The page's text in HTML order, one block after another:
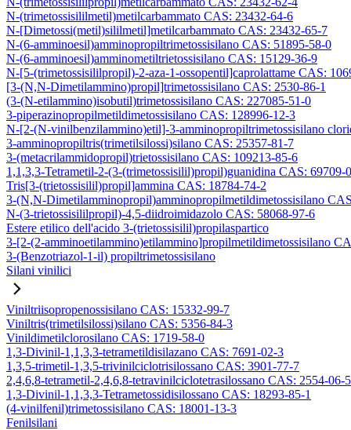
N-(trimetossisililmetil)metilcarbammato CAS: 23432-64-6
N-[Dimetossi(metil)sililmetil]metilcarbammato CAS: 23432-65-7
N-(6-amminoesil)amminopropiltrimetossisilano CAS: 51895-58-0
N-(6-amminoesil)amminometiltrietossisilano CAS: 15129-36-9
N-[5-(trimetossisililpropil)-2-aza-1-ossopentil]caprolattame CAS:
[3-(N,N-Dimetilammino)propil]trimetossisilano CAS: 2530-86-1
(3-(N-etilammino)isobutil)trimetossisilano CAS: 227085-51-0
3-piperazinopropilmetildimetossisilano CAS: 128996-12-3
N-[2-(N-vinilbenzilammino)etil]-3-amminopropiltrimetossisilano
3-amminopropiltris(trimetilsilossi)silano CAS: 25357-81-7
3-(metacrilammidopropil)trietossisilano CAS: 109213-85-6
1,1,3,3-Tetrametil-2-(3-(trimetossisilil)propil)guanidina CAS: 69709-
Tris[3-(trietossisilil)propil]ammina CAS: 18784-74-2
3-(N,N-Dimetilamminopropil)amminopropilmetildimetossisilano
N-(3-trietossisililpropil)-4,5-diidroimidazolo CAS: 58068-97-6
Estere etilico dell'acido 3-(trietossisilil)propilaspartico
3-[2-(2-amminoetilammino)etilammino]propilmetildimetossisilano
3-(Benzotriazol-1-il) propiltrimetossisilano
Silani vinilici
Viniltriisopropenossisilano CAS: 15332-99-7
Viniltris(trimetilsilossi)silano CAS: 5356-84-3
Vinildimetilclorosilano CAS: 1719-58-0
1,3-Divinil-1,1,3,3-tetrametildisilazano CAS: 7691-02-3
1,3,5-trimetil-1,3,5-trivinilciclotrisilossano CAS: 3901-77-7
2,4,6,8-tetrametil-2,4,6,8-tetravinilciclotetrasilossano CAS: 2554-06-5
1,3-Divinil-1,1,3,3-Tetrametossidisilossano CAS: 18293-85-1
(4-vinilfenil)trimetossisilano CAS: 18001-13-3
Fenilsilani